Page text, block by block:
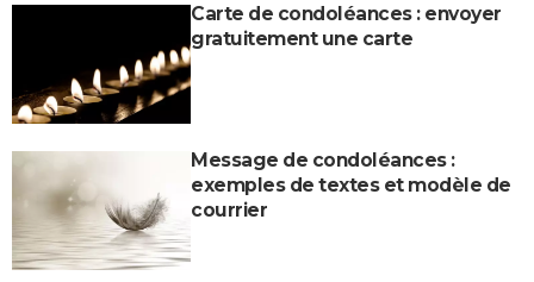
Carte de condoléances : envoyer
gratuitement une carte
Message de condoléances :
exemples de textes et modèle de
courrier